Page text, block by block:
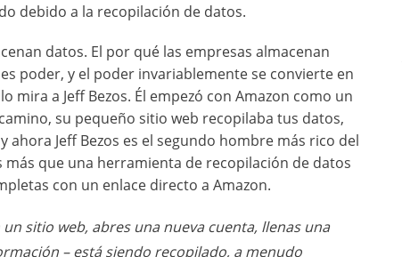
debido a la recopilación de datos.
datos. El por qué las empresas almacenan
poder, y el poder invariablemente se convierte en
a Jeff Bezos. Él empezó con Amazon como un
su pequeño sitio web recopilaba tus datos,
Jeff Bezos es el segundo hombre más rico del
que una herramienta de recopilación de datos
con un enlace directo a Amazon.
sitio web, abres una nueva cuenta, llenas una
– está siendo recopilado, a menudo